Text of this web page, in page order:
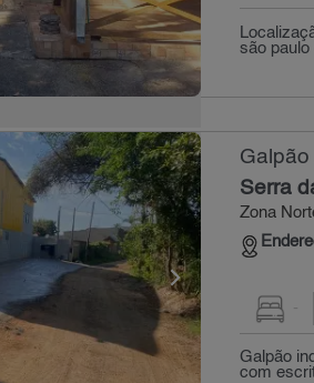
são paulo
Galpão
Serra
Zona
-
Galpão
com